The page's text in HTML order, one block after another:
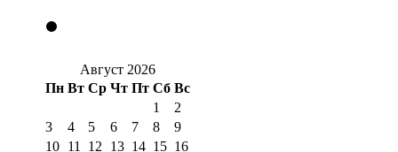
Август 2026
Пн Вт Ср Чт Пт Сб Вс
1
2
3
4 5 6 7 8
9
10 11 12 13 14 15 16